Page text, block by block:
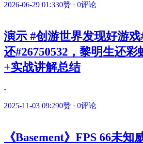
2026-06-29 01:330赞 · 0评论
演示 #创游世界发现好游
还#26750532，黎明生还
+实战讲解总结
-
2025-11-03 09:290赞 · 0评论
《Basement》FPS 66未知